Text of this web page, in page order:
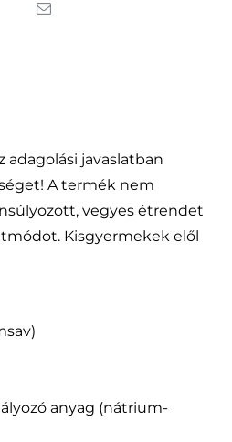
adagolási javaslatban
A termék nem
vegyes étrendet
Kisgyermekek elől
anyag (nátrium-